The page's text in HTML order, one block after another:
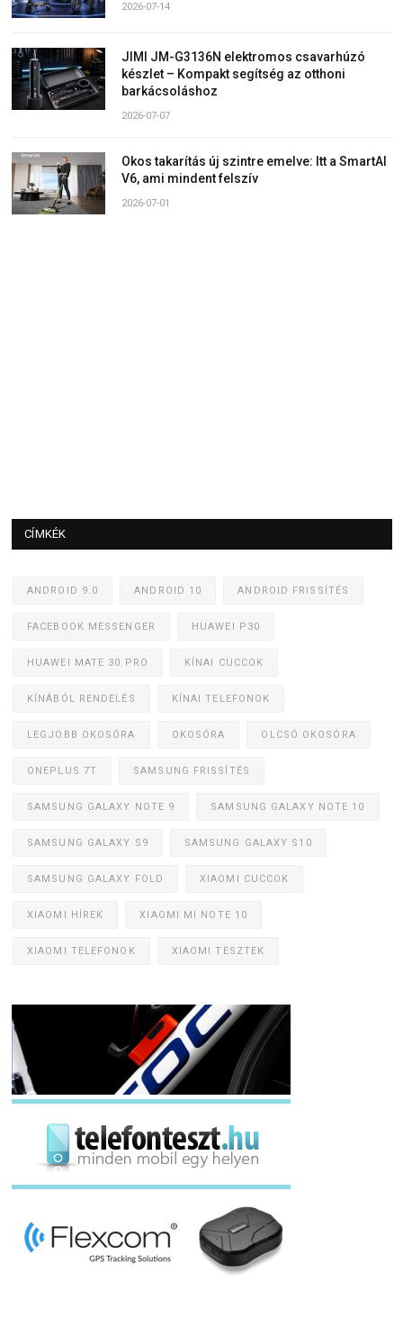
2026-07-14
JIMI JM-G3136N elektromos csavarhúzó
készlet – Kompakt segítség az otthoni
barkácsoláshoz
2026-07-07
Okos takarítás új szintre emelve: Itt a SmartAI
V6, ami mindent felszív
2026-07-01
CÍMKÉK
ANDROID 9.0 ANDROID 10 ANDROID FRISSÍTÉS
FACEBOOK MESSENGER HUAWEI P30
HUAWEI MATE 30 PRO KÍNAI CUCCOK
KÍNÁBÓL RENDELÉS KÍNAI TELEFONOK
LEGJOBB OKOSÓRA OKOSÓRA OLCSÓ OKOSÓRA
ONEPLUS 7T SAMSUNG FRISSÍTÉS
SAMSUNG GALAXY NOTE 9 SAMSUNG GALAXY NOTE 10
SAMSUNG GALAXY S9 SAMSUNG GALAXY S10
SAMSUNG GALAXY FOLD XIAOMI CUCCOK
XIAOMI HÍREK XIAOMI MI NOTE 10
XIAOMI TELEFONOK XIAOMI TESZTEK